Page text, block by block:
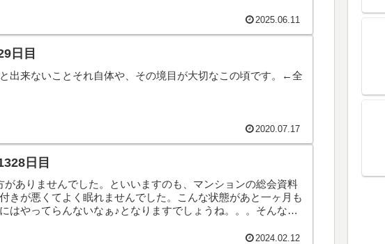
2025.06.11
日目
出来ないことそれ自体や、その境目が大切なこの頃です。←全
2020.07.17
日目
がありませんでした。といいますのも、マンションの総会資料
きが悪くてよく眠れませんでした。こんな状態があと一ヶ月も
はやってらんないなぁ♪となりますでしょうね。。。そんなこ
2024.02.12